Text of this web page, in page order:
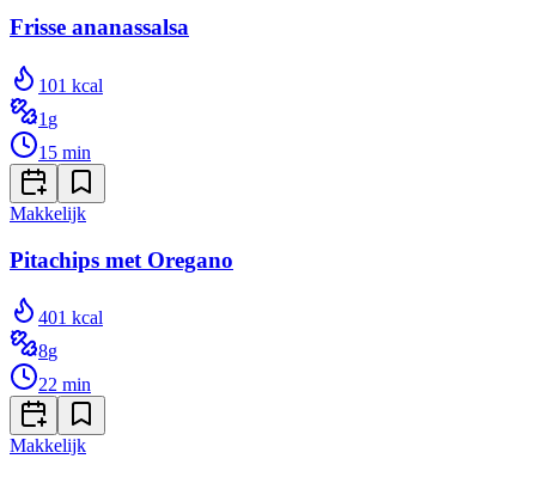
Frisse ananassalsa
101 kcal
1 g
15 min
Makkelijk
Pitachips met Oregano
401 kcal
8g
22 min
Makkelijk